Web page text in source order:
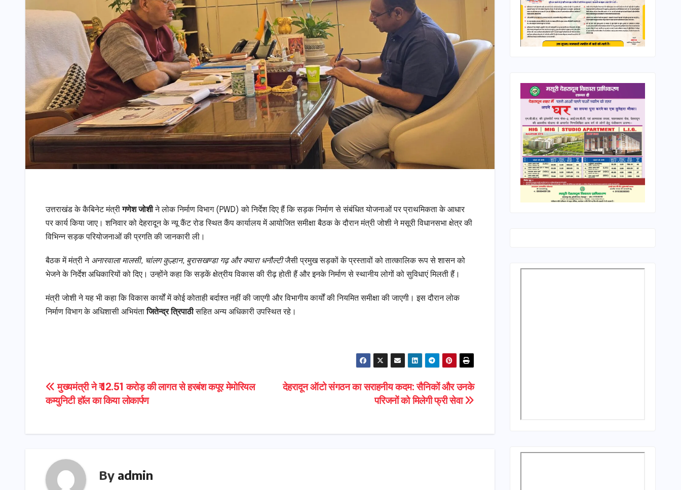
उत्तराखंड के कैबिनेट मंत्रीगणेश जोशीने लोक निर्माण विभाग (PWD) को निर्देश दिए हैं कि सड़क निर्माण से संबंधित योजनाओं पर प्राथमिकता के आधार
पर कार्य किया जाए। शनिवार को देहरादून के न्यू कैंट रोड स्थित कैंप कार्यालय में आयोजित समीक्षा बैठक के दौरान मंत्री जोशी ने मसूरी विधानसभा क्षेत्र की
विभिन्न सड़क परियोजनाओं की प्रगति की जानकारी ली।
बैठक में मंत्री ने अनारवाला मालसी, चांलग कुल्हान, बुरासखण्डा गढ़ और क्यारा धनौल्टीजैसी प्रमुख सड़कों के प्रस्तावों को तात्कालिक रूप से शासन को
भेजने के निर्देश अधिकारियों को दिए। उन्होंने कहा कि सड़कें क्षेत्रीय विकास की रीढ़ होती हैं और इनके निर्माण से स्थानीय लोगों को सुविधाएं मिलती हैं।
मंत्री जोशी ने यह भी कहा कि विकास कार्यों में कोई कोताही बर्दाश्त नहीं की जाएगी और विभागीय कार्यों की नियमित समीक्षा की जाएगी। इस दौरान लोक
निर्माण विभाग के अधिशासी अभियंताजितेन्द्र त्रिपाठीसहित अन्य अधिकारी उपस्थित रहे।
Post
navigation
देहरादून ऑटो संगठन का सराहनीय कदम: सैनिकों और उनके
परिजनों को मिलेगी फ्री सेवा
मुख्यमंत्री ने ₹ 12.51 करोड़ की लागत से हरबंश कपूर मेमोरियल
कम्युनिटी हॉल का किया लोकार्पण
By admin